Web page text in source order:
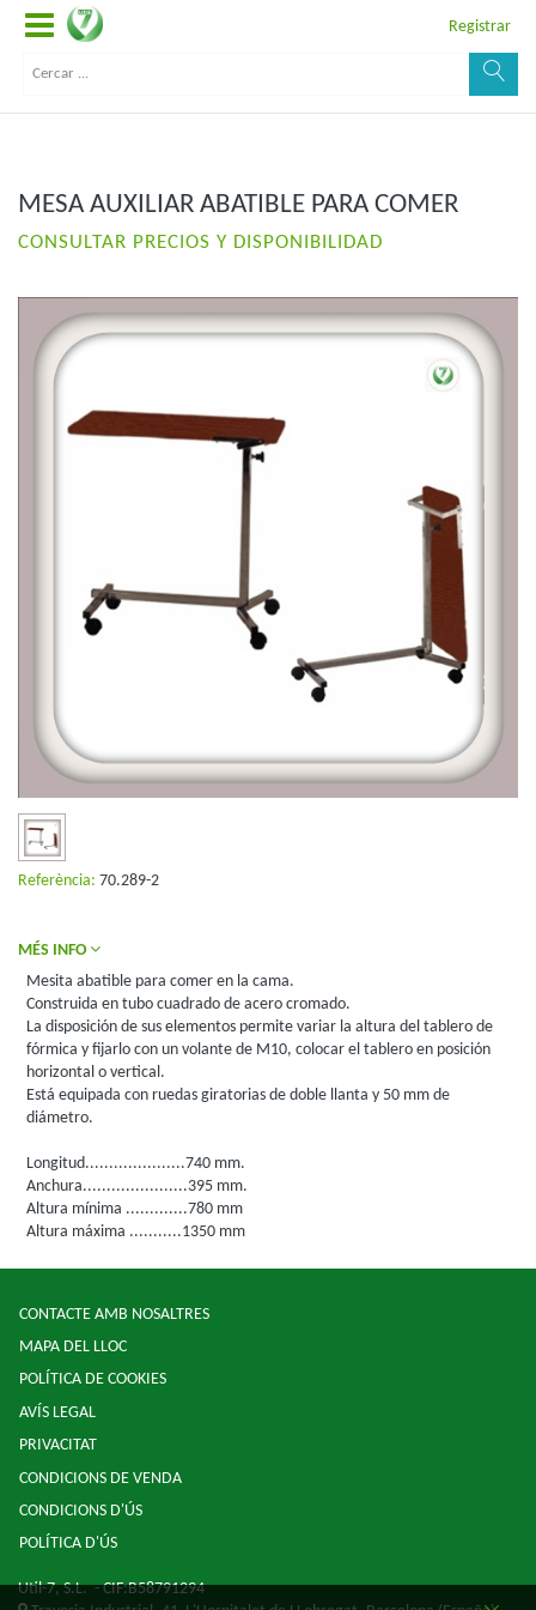
Registrar
MESA AUXILIAR ABATIBLE PARA COMER
CONSULTAR PRECIOS Y DISPONIBILIDAD
Referència: 70.289-2
MÉS INFO
Mesita abatible para comer en la cama.
Construida en tubo cuadrado de acero cromado.
La disposición de sus elementos permite variar la altura del tablero de
fórmica y fijarlo con un volante de M10, colocar el tablero en posición
horizontal o vertical.
Está equipada con ruedas giratorias de doble llanta y 50 mm de
diámetro.
Longitud.....................740 mm.
Anchura......................395 mm.
Altura mínima .............780 mm
Altura máxima ...........1350 mm
CONTACTE AMB NOSALTRES
MAPA DEL LLOC
POLÍTICA DE COOKIES
AVÍS LEGAL
PRIVACITAT
CONDICIONS DE VENDA
CONDICIONS D'ÚS
POLÍTICA D'ÚS
Util-7, S.L.- CIF:B58791294